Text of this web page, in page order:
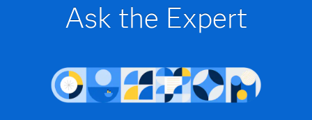
Ask the Expert